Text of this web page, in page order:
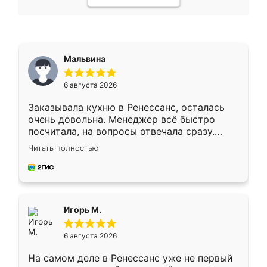
Мальвина
6 августа 2026
Заказывала кухню в Ренессанс, осталась
очень довольна. Менеджер всё быстро
посчитала, на вопросы отвечала сразу.
Замерщик приехал в субботу, подошёл к
делу со всей ответственностью. Собрали
за день, ребята работали аккуратно, даже
Читать полностью
Игорь М.
6 августа 2026
На самом деле в Ренессанс уже не первый